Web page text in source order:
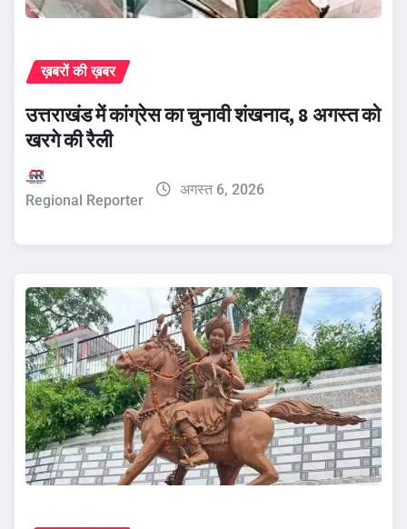
ख़बरों की ख़बर
उत्तराखंड में कांग्रेस का चुनावी शंखनाद, 8 अगस्त को
खरगे की रैली
Regional Reporter
अगस्त 6, 2026